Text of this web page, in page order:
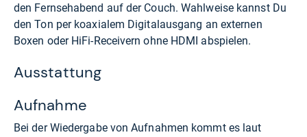
den Fernsehabend auf der Couch. Wahlweise kannst Du
den Ton per koaxialem Digitalausgang an externen
Boxen oder HiFi-Receivern ohne HDMI abspielen.
Ausstattung
Aufnahme
Bei der Wiedergabe von Aufnahmen kommt es laut